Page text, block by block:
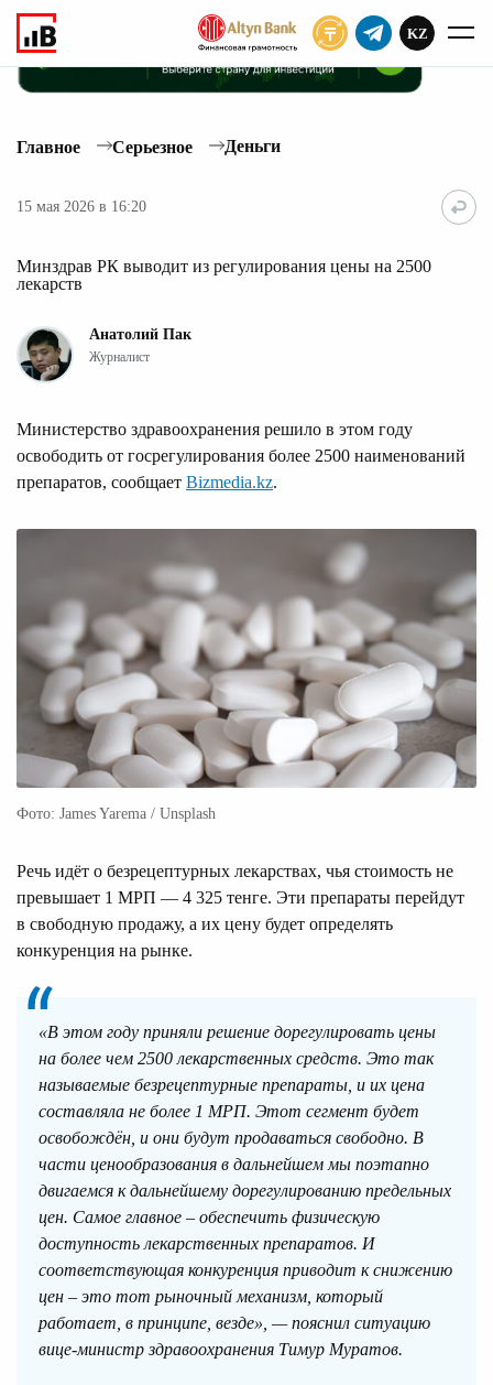
KZ
Главное Серьезное Деньги
15 мая 2026 в 16:20
Минздрав РК выводит из регулирования цены на 2500
лекарств
Анатолий Пак
Журналист
Министерство здравоохранения решило в этом году
освободить от госрегулирования более 2500 наименований
препаратов, сообщает Bizmedia.kz.
Фото: James Yarema / Unsplash
Речь идёт о безрецептурных лекарствах, чья стоимость не
превышает 1 МРП — 4 325 тенге. Эти препараты перейдут
в свободную продажу, а их цену будет определять
конкуренция на рынке.
«В этом году приняли решение дорегулировать цены
на более чем 2500 лекарственных средств. Это так
называемые безрецептурные препараты, и их цена
составляла не более 1 МРП. Этот сегмент будет
освобождён, и они будут продаваться свободно. В
части ценообразования в дальнейшем мы поэтапно
двигаемся к дальнейшему дорегулированию предельных
цен. Самое главное – обеспечить физическую
доступность лекарственных препаратов. И
соответствующая конкуренция приводит к снижению
цен – это тот рыночный механизм, который
работает, в принципе, везде», — пояснил ситуацию
вице‑министр здравоохранения Тимур Муратов.